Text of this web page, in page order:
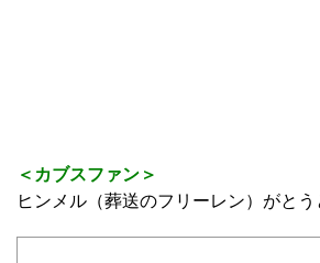
＜カブスファン＞
ヒンメル（葬送のフリーレン）がと